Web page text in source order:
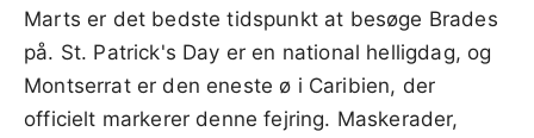
Marts er det bedste tidspunkt at besøge Brades
på. St. Patrick's Day er en national helligdag, og
Montserrat er den eneste ø i Caribien, der
officielt markerer denne fejring. Maskerader,